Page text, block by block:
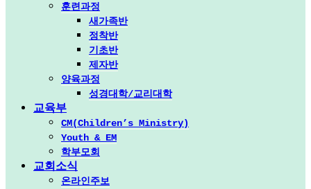
훈련과정
새가족반
정착반
기초반
제자반
양육과정
성경대학/교리대학
교육부
CM(Children’s Ministry)
Youth & EM
학부모회
교회소식
온라인주보